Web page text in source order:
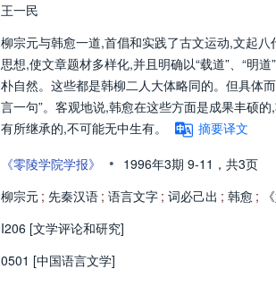
王一民
柳宗元与韩愈一道,首倡和实践了古文运动,文起
思想,使文章题材多样化,并且明确以“载道”、“明
朴自然。这些都是韩柳二人大体略同的。但具体
言一句”。客观地说,韩愈在这些方面是成果丰硕
有所继承的,不可能无中生有。
摘要译文
《零陵学院学报》 • 1996年3期 9-11， 共3页
柳宗元 ; 先秦汉语 ; 语言文字 ; 词必己出 ; 韩愈 ;
I206 [文学评论和研究]
0501 [中国语言文学]